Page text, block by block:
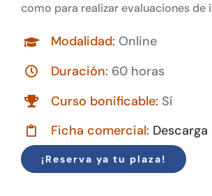
como para realizar evaluaciones de
Modalidad: Online
Duración: 60 horas
Curso bonificable: Sí
Ficha comercial:
¡Reserva ya tu plaza!